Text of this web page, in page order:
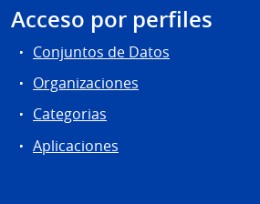
Acceso por perfiles
Conjuntos de Datos
Organizaciones
Categorias
Aplicaciones